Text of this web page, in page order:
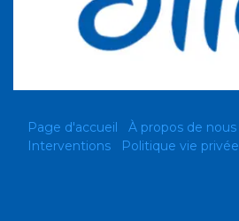
Page d'accueil À propos de nous
Interventions
Politique vie privée